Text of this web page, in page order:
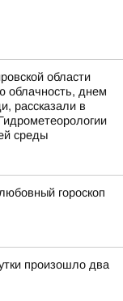
области
облачность, днем
рассказали в
среды
гороскоп
произошло два